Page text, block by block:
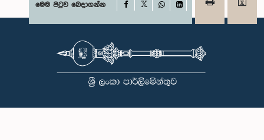
මෙම පිටුව බෙදාගන්න Facebook
WhatsAppLinkedIn